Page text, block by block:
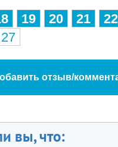
19 20 21 22
27
отзыв/
вы, что: